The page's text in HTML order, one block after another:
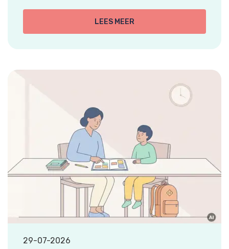
LEES MEER
29-07-2026